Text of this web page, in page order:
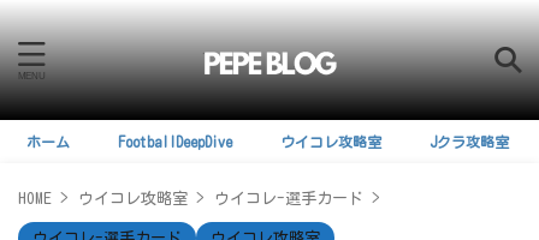
ホーム FootballDeepDive ウイコレ攻略室 Jクラ攻略室
HOME > ウイコレ攻略室 > ウイコレ-選手カード >